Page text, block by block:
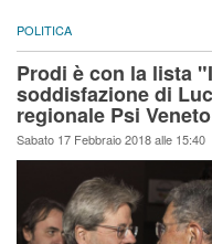
POLITICA
Prodi è con la lista
soddisfazione di
regionale Psi Veneto
Sabato 17 Febbraio 2018 alle 15:40